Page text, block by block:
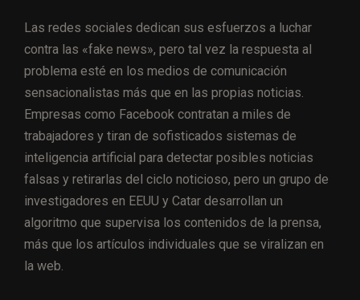
Las redes sociales dedican sus esfuerzos a luchar
contra las «fake news», pero tal vez la respuesta al
problema esté en los medios de comunicación
sensacionalistas más que en las propias noticias.
Empresas como Facebook contratan a miles de
trabajadores y tiran de sofisticados sistemas de
inteligencia artificial para detectar posibles noticias
falsas y retirarlas del ciclo noticioso, pero un grupo de
investigadores en EEUU y Catar desarrollan un
algoritmo que supervisa los contenidos de la prensa,
más que los artículos individuales que se viralizan en
la web.